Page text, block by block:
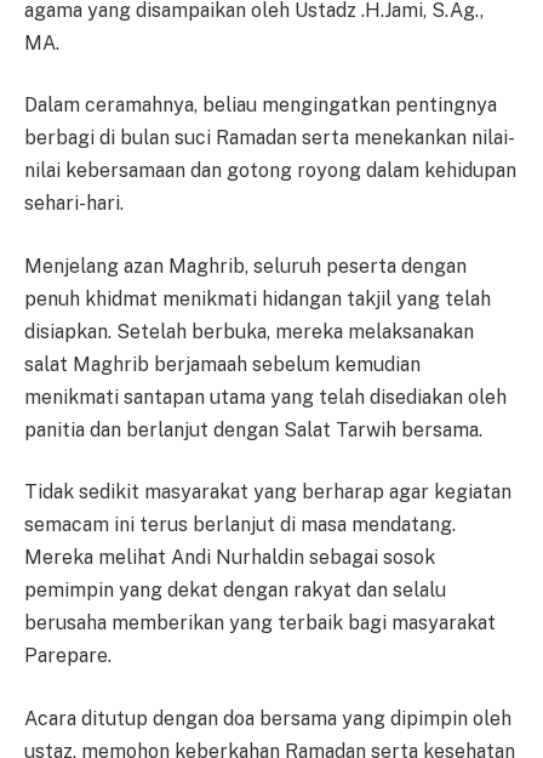
agama yang disampaikan oleh Ustadz .H.Jami, S.Ag.,
MA.
Dalam ceramahnya, beliau mengingatkan pentingnya
berbagi di bulan suci Ramadan serta menekankan nilai-
nilai kebersamaan dan gotong royong dalam kehidupan
sehari-hari.
Menjelang azan Maghrib, seluruh peserta dengan
penuh khidmat menikmati hidangan takjil yang telah
disiapkan. Setelah berbuka, mereka melaksanakan
salat Maghrib berjamaah sebelum kemudian
menikmati santapan utama yang telah disediakan oleh
panitia dan berlanjut dengan Salat Tarwih bersama.
Tidak sedikit masyarakat yang berharap agar kegiatan
semacam ini terus berlanjut di masa mendatang.
Mereka melihat Andi Nurhaldin sebagai sosok
pemimpin yang dekat dengan rakyat dan selalu
berusaha memberikan yang terbaik bagi masyarakat
Parepare.
Acara ditutup dengan doa bersama yang dipimpin oleh
ustaz, memohon keberkahan Ramadan serta kesehatan